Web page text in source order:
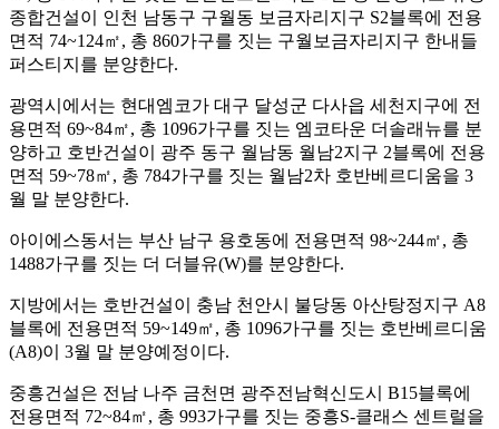
종합건설이 인천 남동구 구월동 보금자리지구 S2블록에 전용
면적 74~124㎡, 총 860가구를 짓는 구월보금자리지구 한내들
퍼스티지를 분양한다.
광역시에서는 현대엠코가 대구 달성군 다사읍 세천지구에 전
용면적 69~84㎡, 총 1096가구를 짓는 엠코타운 더솔래뉴를 분
양하고 호반건설이 광주 동구 월남동 월남2지구 2블록에 전용
면적 59~78㎡, 총 784가구를 짓는 월남2차 호반베르디움을 3
월 말 분양한다.
아이에스동서는 부산 남구 용호동에 전용면적 98~244㎡, 총
1488가구를 짓는 더 더블유(W)를 분양한다.
지방에서는 호반건설이 충남 천안시 불당동 아산탕정지구 A8
블록에 전용면적 59~149㎡, 총 1096가구를 짓는 호반베르디움
(A8)이 3월 말 분양예정이다.
중흥건설은 전남 나주 금천면 광주전남혁신도시 B15블록에
전용면적 72~84㎡, 총 993가구를 짓는 중흥S-클래스 센트럴을